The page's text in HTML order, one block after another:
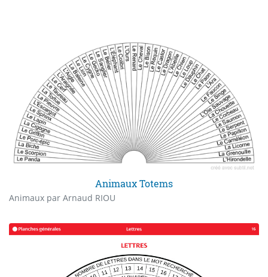
Animaux Totems
Animaux par Arnaud RIOU